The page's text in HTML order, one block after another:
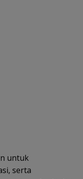
untuk
serta